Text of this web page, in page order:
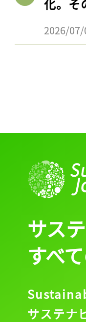
化。そ
2026/07/
サス
すべ
サステナ